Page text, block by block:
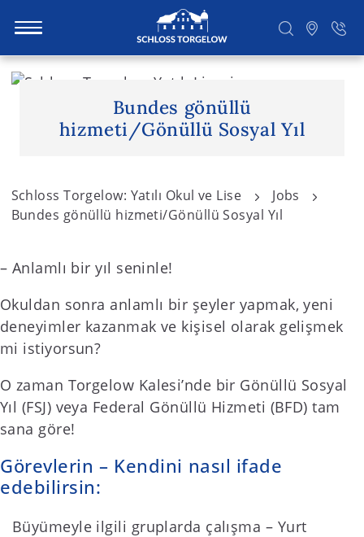
S
n
t
Suchen
Bundes gönüllü
hizmeti/Gönüllü Sosyal Yıl
Schloss Torgelow: Yatılı Okul ve Lise
Jobs
Bundes gönüllü hizmeti/Gönüllü Sosyal Yıl
– Anlamlı bir yıl seninle!
Okuldan sonra anlamlı bir şeyler yapmak, yeni
deneyimler kazanmak ve kişisel olarak gelişmek
mi istiyorsun?
O zaman Torgelow Kalesi’nde bir Gönüllü Sosyal
Yıl (FSJ) veya Federal Gönüllü Hizmeti (BFD) tam
sana göre!
Görevlerin – Kendini nasıl ifade
edebilirsin:
Büyümeyle ilgili gruplarda çalışma – Yurt